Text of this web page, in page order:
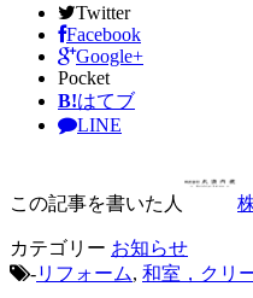
Twitter
Facebook
Google+
Pocket
B!はてブ
LINE
この記事を書いた人
カテゴリー お知らせ
-リフォーム, 和室，クリ